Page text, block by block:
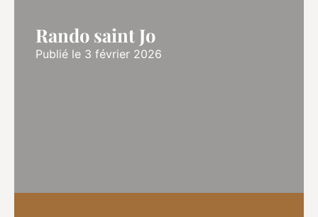
Rando saint Jo
Publié le 3 février 2026